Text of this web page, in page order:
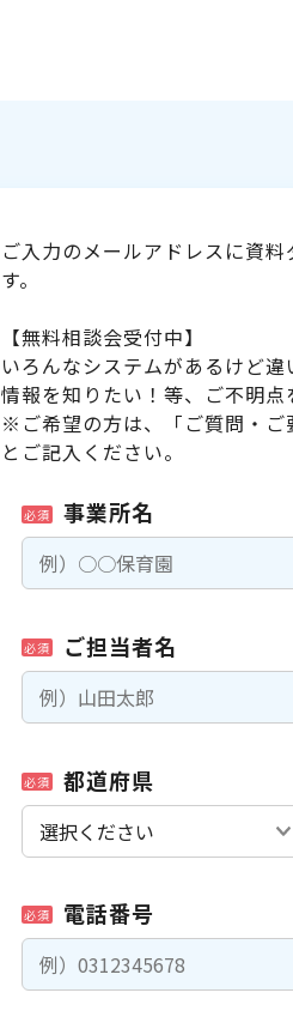
ご入力のメールアドレスに資
す。
【無料相談会受付中】
いろんなシステムがあるけど
情報を知りたい！等、ご不明点
※ご希望の方は、「ご質問・ご
とご記入ください。
必須 事業所名
必須 ご担当者名
必須 都道府県
必須 電話番号